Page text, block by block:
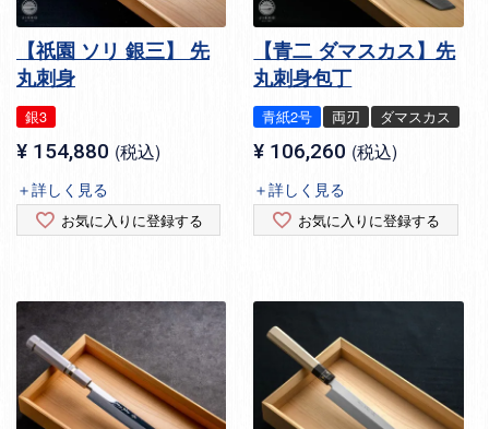
【祇園 ソリ 銀三】 先
丸刺身
銀3
¥ 154,880 税込
＋詳しく見る
お気に入りに登録する
【青二 ダマスカス】先
丸刺身包丁
青紙2号 両刃 ダマスカス
¥ 106,260 税込
＋詳しく見る
お気に入りに登録する